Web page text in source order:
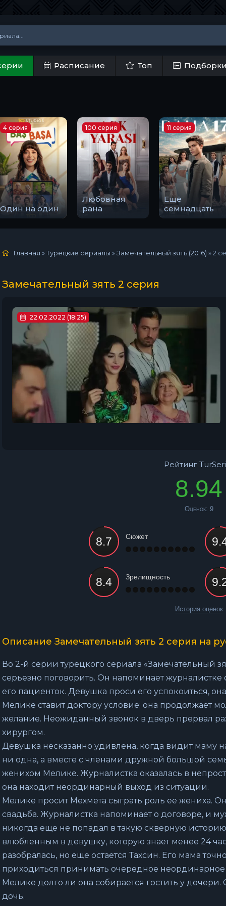
Расписание Топ
Один на один
4 серия
Любовная
рана
100 серия
Ещё
семнадцать
11 серия
Главная »Турецкие сериалы »Замечательный зять (2016) »2
Замечательный зять 2 серия
22.02.2022 (18:25)
Рейтинг
8.94
Оценок: 9
Сюжет
Зрелищность
История оценок
Описание Замечательный зять 2 серия на
Во 2-й серии турецкого сериала «Замечательный
серьезно поговорить. Он напоминает
его пациенток. Девушка проси его успокоиться,
Мелике ставит доктору условие: она продолжает
желание. Неожиданный звонок в дверь прервал
хирургом.
Девушка несказанно удивлена, когда видит маму
ни одна, а вместе с членами дружной большой
женихом Мелике. Журналистка оказалась в
она находит неординарный выход из ситуации.
Мелике просит Мехмета сыграть роль ее жениха. Он
свадьба. Журналистка напоминает о договоре, и
никогда еще не попадал в такую скверную
влюбленным в девушку, которую знает менее 24
разобралась, но еще остается Тахсин. Его мама
приходиться принимать очередное
Мелике долго ли она собирается гостить у
дочь.